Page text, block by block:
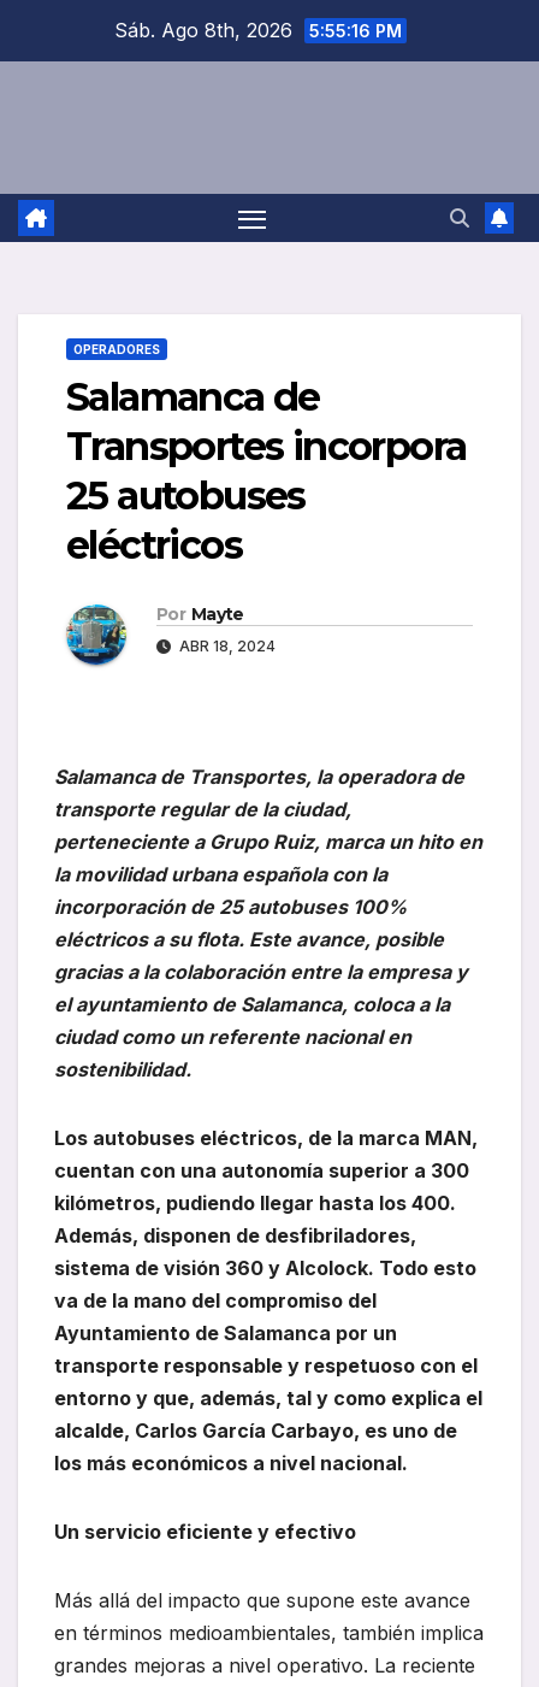
Sáb. Ago 8th, 2026 5:55:16 PM
OPERADORES
Salamanca de
Transportes incorpora
25 autobuses
eléctricos
Por Mayte
ABR 18, 2024
Salamanca de Transportes, la operadora de
transporte regular de la ciudad,
perteneciente a Grupo Ruiz, marca un hito en
la movilidad urbana española con la
incorporación de 25 autobuses 100%
eléctricos a su flota. Este avance, posible
gracias a la colaboración entre la empresa y
el ayuntamiento de Salamanca, coloca a la
ciudad como un referente nacional en
sostenibilidad.
Los autobuses eléctricos, de la marca MAN,
cuentan con una autonomía superior a 300
kilómetros, pudiendo llegar hasta los 400.
Además, disponen de desfibriladores,
sistema de visión 360 y Alcolock. Todo esto
va de la mano del compromiso del
Ayuntamiento de Salamanca por un
transporte responsable y respetuoso con el
entorno y que, además, tal y como explica el
alcalde, Carlos García Carbayo, es uno de
los más económicos a nivel nacional.
Un servicio eficiente y efectivo
Más allá del impacto que supone este avance
en términos medioambientales, también implica
grandes mejoras a nivel operativo. La reciente